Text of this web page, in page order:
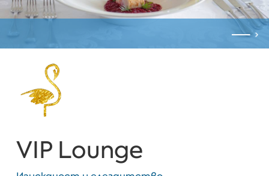
VIP Lounge